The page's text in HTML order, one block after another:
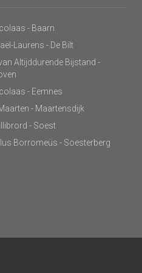
- Baarn
Laurens - De Bilt
Altijddurende Bijstand -
- Eemnes
- Maartensdijk
- Soest
Borromeüs - Soesterberg